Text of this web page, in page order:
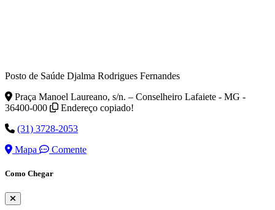
Posto de Saúde Djalma Rodrigues Fernandes
Praça Manoel Laureano, s/n. – Conselheiro Lafaiete - MG -
36400-000
Endereço copiado!
(31) 3728-2053
Mapa
Comente
Como Chegar